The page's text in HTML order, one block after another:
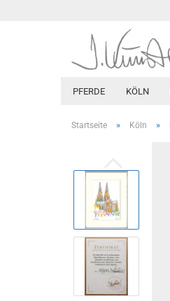
PFERDE KÖLN
Startseite » Köln »